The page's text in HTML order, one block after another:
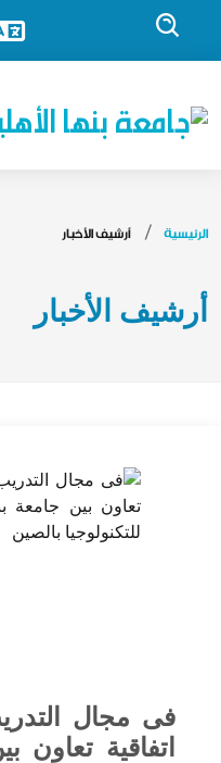
جامعة بنها
الرئيسية أرشيف الأخبار
أرشيف الأخبار
فى مجال
اتفاقية تعاون